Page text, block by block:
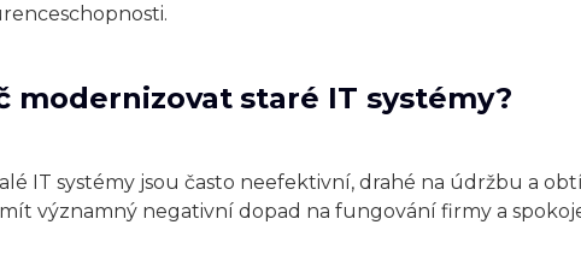
modernizovat staré IT systémy?
IT systémy jsou často neefektivní, drahé na údržbu a
významný negativní dopad na fungování firmy a